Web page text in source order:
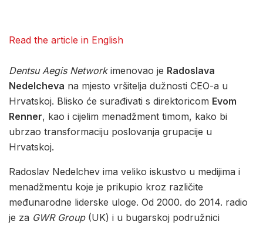
Read the article in English
Dentsu Aegis Networkimenovao je Radoslava
Nedelcheva na mjesto vršitelja dužnosti CEO-a u
Hrvatskoj. Blisko će surađivati s direktoricom Evom
Renner, kao i cijelim menadžment timom, kako bi
ubrzao transformaciju poslovanja grupacije u
Hrvatskoj.
Radoslav Nedelchev ima veliko iskustvo u medijima i
menadžmentu koje je prikupio kroz različite
međunarodne liderske uloge. Od 2000. do 2014. radio
je za GWR Group(UK) i u bugarskoj podružnici